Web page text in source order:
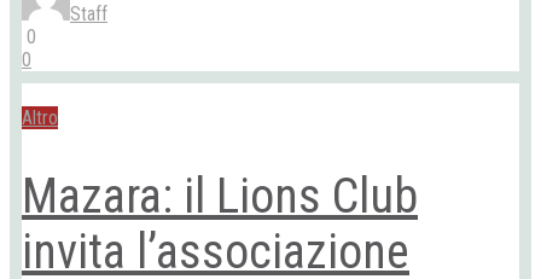
Staff
0
0
Altro
Mazara: il Lions Club
invita l’associazione